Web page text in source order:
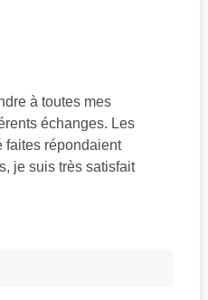
à toutes mes
échanges. Les
faites répondaient
je suis très satisfait